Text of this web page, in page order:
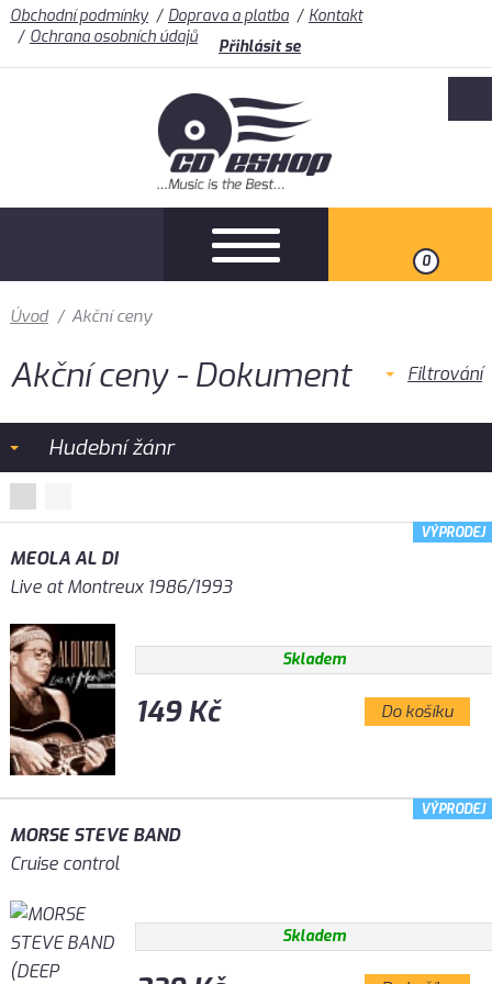
Obchodní podmínky Doprava a platba
Kontakt
Ochrana osobních údajů
Přihlásit se
0
Úvod / Akční ceny
Akční ceny - Dokument Filtrování
Hudební žánr
MEOLA AL DI
Live at Montreux 1986/1993
Skladem
149 Kč Do košíku
VÝPRODEJ
MORSE STEVE BAND
Cruise control
Skladem
VÝPRODEJ